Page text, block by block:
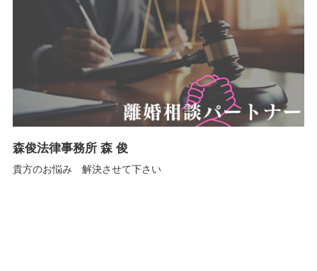
森俊法律事務所 森 俊
貴方のお悩み 解決させて下さい